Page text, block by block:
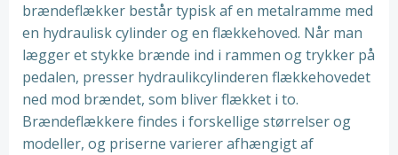
brændeflækker består typisk af en metalramme med
en hydraulisk cylinder og en flækkehoved. Når man
lægger et stykke brænde ind i rammen og trykker på
pedalen, presser hydraulikcylinderen flækkehovedet
ned mod brændet, som bliver flækket i to.
Brændeflækkere findes i forskellige størrelser og
modeller, og priserne varierer afhængigt af